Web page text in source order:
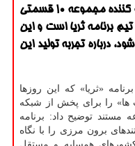
مجله سرگرمی: محسن مقصودی تهیه كننده مجموعه 10 قسمتی
برنامه ثریا است و این
تجربه تولید این
«ثریا» كه این روزها
ها» را برای پخش از شبكه
مستند توضیح داد: برنامه
برون مرزی را با نگاه